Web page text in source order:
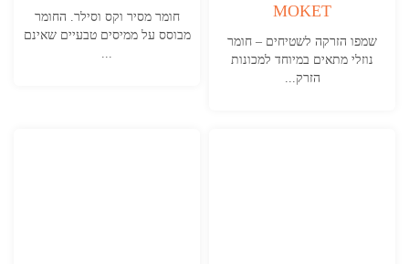
MOKET
שמפו הזרקה לשטיחים – חומר
נוזלי מתאים במיוחד למכונות
הזרק...
חומר מסיר וקס וסילר. החומר
מבוסס על ממיסים טבעיים שאינם